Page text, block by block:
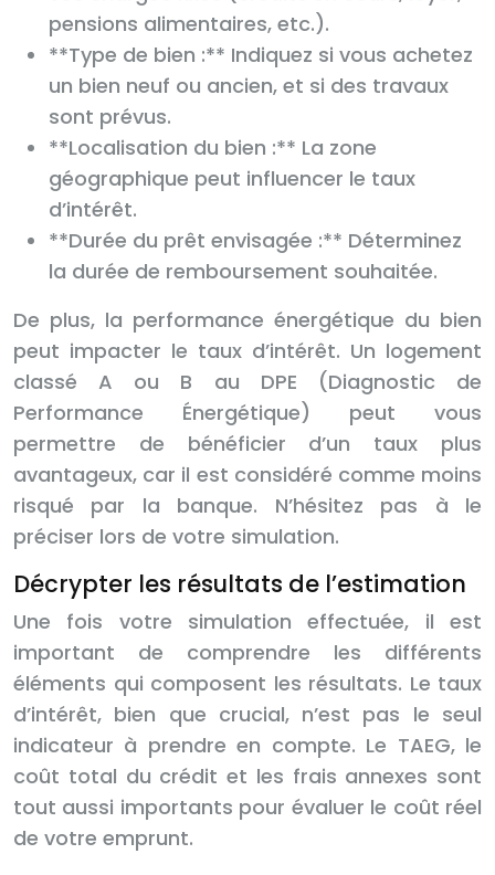
pensions alimentaires, etc.).
**Type de bien :** Indiquez si vous achetez
un bien neuf ou ancien, et si des travaux
sont prévus.
**Localisation du bien :** La zone
géographique peut influencer le taux
d’intérêt.
**Durée du prêt envisagée :** Déterminez
la durée de remboursement souhaitée.
De plus, la performance énergétique du bien
peut impacter le taux d’intérêt. Un logement
classé A ou B au DPE (Diagnostic de
Performance Énergétique) peut vous
permettre de bénéficier d’un taux plus
avantageux, car il est considéré comme moins
risqué par la banque. N’hésitez pas à le
préciser lors de votre simulation.
Décrypter les résultats de l’estimation
Une fois votre simulation effectuée, il est
important de comprendre les différents
éléments qui composent les résultats. Le taux
d’intérêt, bien que crucial, n’est pas le seul
indicateur à prendre en compte. Le TAEG, le
coût total du crédit et les frais annexes sont
tout aussi importants pour évaluer le coût réel
de votre emprunt.